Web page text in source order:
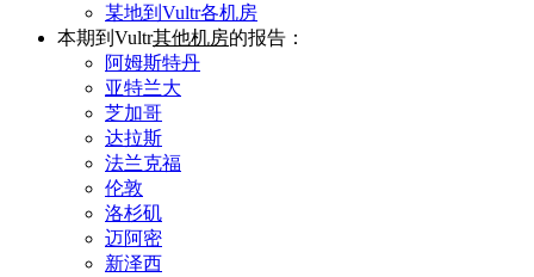
某地到Vultr各机房
本期到Vultr其他机房的报告：
阿姆斯特丹
亚特兰大
芝加哥
达拉斯
法兰克福
伦敦
洛杉矶
迈阿密
新泽西